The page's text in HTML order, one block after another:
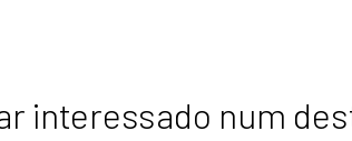
interessado num